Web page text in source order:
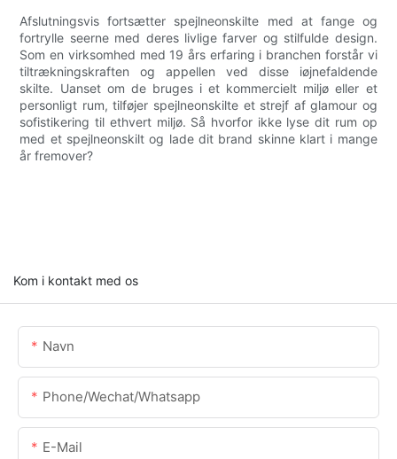
Afslutningsvis fortsætter spejlneonskilte med at fange og
fortrylle seerne med deres livlige farver og stilfulde design.
Som en virksomhed med 19 års erfaring i branchen forstår vi
tiltrækningskraften og appellen ved disse iøjnefaldende
skilte. Uanset om de bruges i et kommercielt miljø eller et
personligt rum, tilføjer spejlneonskilte et strejf af glamour og
sofistikering til ethvert miljø. Så hvorfor ikke lyse dit rum op
med et spejlneonskilt og lade dit brand skinne klart i mange
år fremover?
Kom i kontakt med os
Navn
Phone/Wechat/Whatsapp
E-Mail